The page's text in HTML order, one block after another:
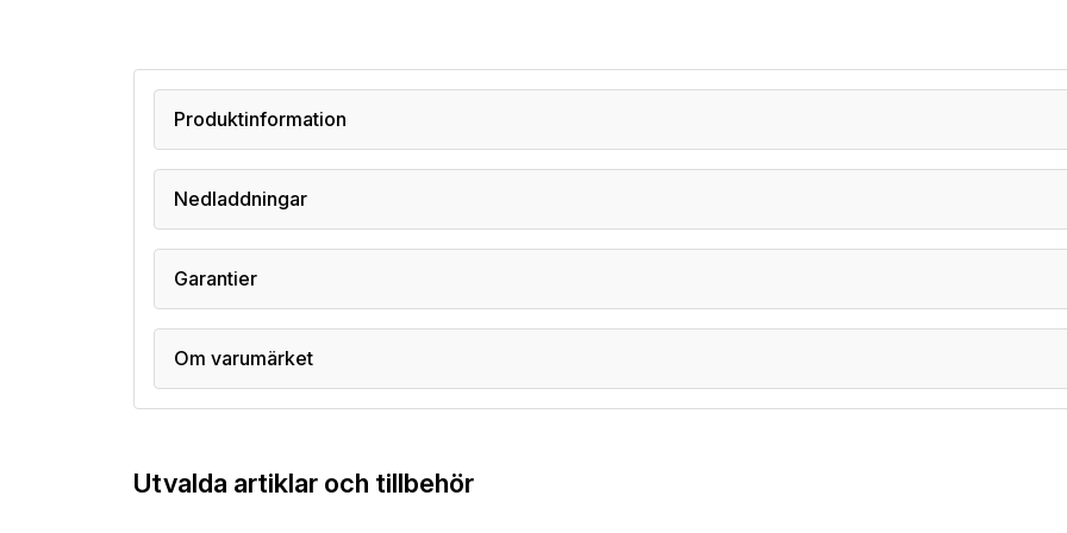
Produktinformation
Nedladdningar
Garantier
Om varumärket
Utvalda artiklar och tillbehör